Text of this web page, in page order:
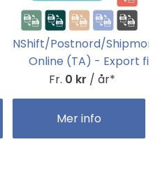
NShift/Postnord/
Online (TA) - Export fil
Fr. 0 kr / år*
Mer info